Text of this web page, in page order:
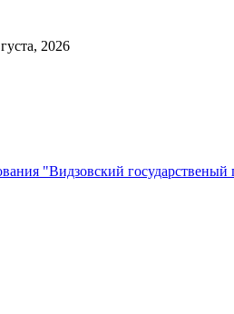
2026
"Видзовский